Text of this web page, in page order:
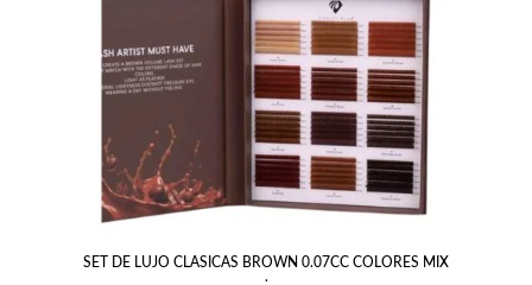
SET DE LUJO CLASICAS BROWN 0.07CC COLORES MIX
.